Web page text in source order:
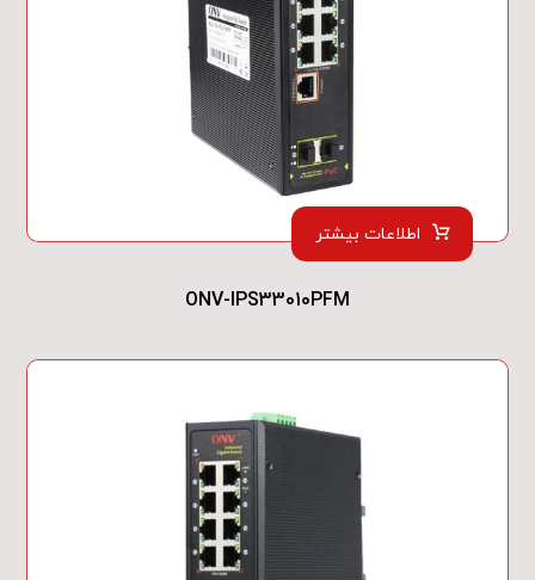
ONV-IPS33010PFM
اطلاعات بیشتر